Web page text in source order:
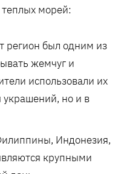
морей:
регион был одним из
жемчуг и
использовали их
украшений, но и в
Индонезия,
крупными